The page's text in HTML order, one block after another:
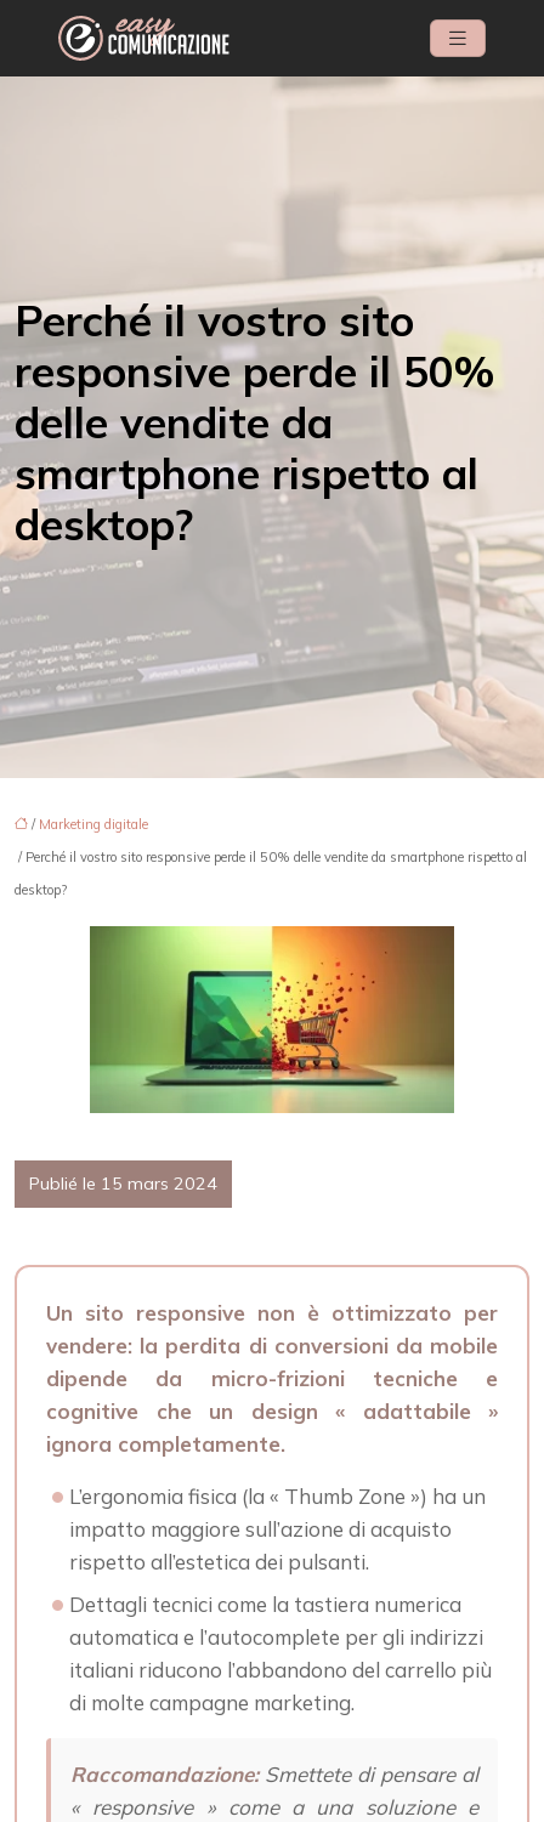
Perché il vostro sito
responsive perde il 50%
delle vendite da
smartphone rispetto al
desktop?
/ Marketing digitale
/ Perché il vostro sito responsive perde il 50% delle vendite da smartphone rispetto al
desktop?
Publié le 15 mars 2024
Un sito responsive non è ottimizzato per
vendere: la perdita di conversioni da mobile
dipende da micro-frizioni tecniche e
cognitive che un design « adattabile »
ignora completamente.
L’ergonomia fisica (la « Thumb Zone ») ha un
impatto maggiore sull’azione di acquisto
rispetto all’estetica dei pulsanti.
Dettagli tecnici come la tastiera numerica
automatica e l’autocomplete per gli indirizzi
italiani riducono l’abbandono del carrello più
di molte campagne marketing.
Raccomandazione:Smettete di pensare al
« responsive » come a una soluzione e